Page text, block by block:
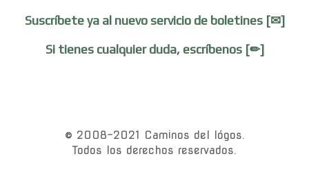
Suscríbete ya al nuevo servicio de boletines [✉]
Si tienes cualquier duda, escríbenos [✏]
© 2008-2021 Caminos del lógos.
Todos los derechos reservados.